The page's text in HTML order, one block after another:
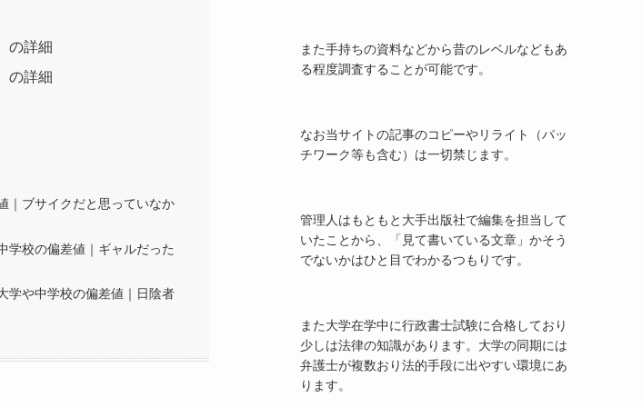
の詳細
の詳細
｜ブサイクだと思っていなか
学校の偏差値｜ギャルだった
学や中学校の偏差値｜日陰者
また手持ちの資料などから昔のレベルなどもあ
る程度調査することが可能です。
なお当サイトの記事のコピーやリライト（パッ
チワーク等も含む）は一切禁じます。
管理人はもともと大手出版社で編集を担当して
いたことから、「見て書いている文章」かそう
でないかはひと目でわかるつもりです。
また大学在学中に行政書士試験に合格しており
少しは法律の知識があります。大学の同期には
弁護士が複数おり法的手段に出やすい環境にあ
ります。